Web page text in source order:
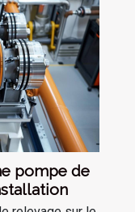
pompe de